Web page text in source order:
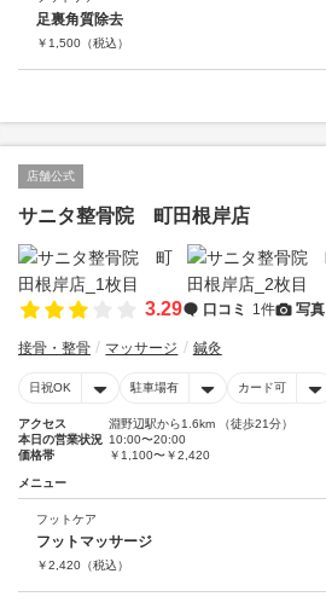
足裏角質除去
￥ 1,500 （税込）
店舗公式
サニタ整骨院 町田根岸店
3.29 口コミ 1件 写真
接骨・整骨 マッサージ 鍼灸
日祝OK 駐車場有 カード可
アクセス
淵野辺駅から1.6km （徒歩21分）
本日の営業状況 10:00〜20:00
価格帯
￥1,100〜￥2,420
メニュー
フットケア
フットマッサージ
￥2,420 （税込）